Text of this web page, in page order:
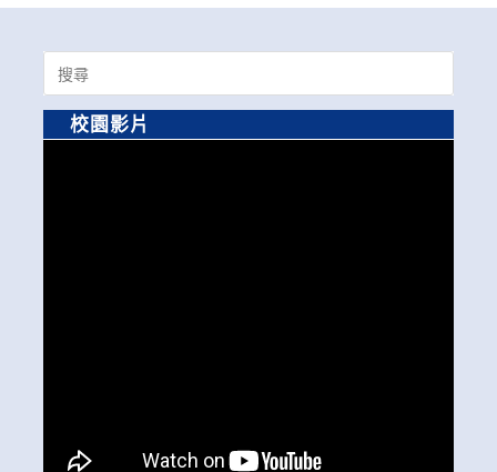
Search
for:
校園影片